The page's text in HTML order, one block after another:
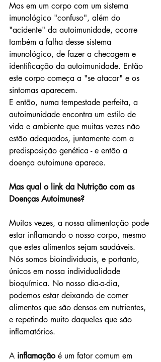
Mas em um corpo com um sistema
imunológico "confuso", além do
"acidente" da autoimunidade, ocorre
também a falha desse sistema
imunológico, de fazer a checagem e
identificação da autoimunidade. Então
este corpo começa a "se atacar" e os
sintomas aparecem.
E então, numa tempestade perfeita, a
autoimunidade encontra um estilo de
vida e ambiente que muitas vezes não
estão adequados, juntamente com a
predisposição genética - e então a
doença autoimune aparece.
Mas qual o link da Nutrição com as
Doenças Autoimunes?
Muitas vezes, a nossa alimentação pode
estar inflamando o nosso corpo, mesmo
que estes alimentos sejam saudáveis.
Nós somos bioindividuais, e portanto,
únicos em nossa individualidade
bioquímica. No nosso dia-a-dia,
podemos estar deixando de comer
alimentos que são densos em nutrientes,
e repetindo muito daqueles que são
inflamatórios.
A inflamação é um fator comum em